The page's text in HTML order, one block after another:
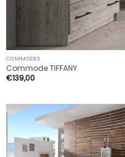
COMMODES
Commode TIFFANY
€139,00